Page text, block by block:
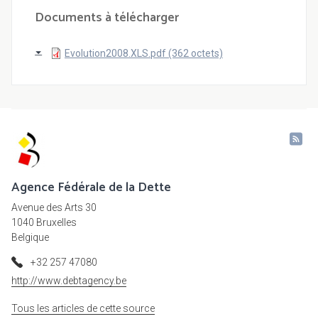
Documents à télécharger
Evolution2008.XLS.pdf (362 octets)
Agence Fédérale de la Dette
Avenue des Arts 30
1040 Bruxelles
Belgique
+32 257 47080
http://www.debtagency.be
Tous les articles de cette source